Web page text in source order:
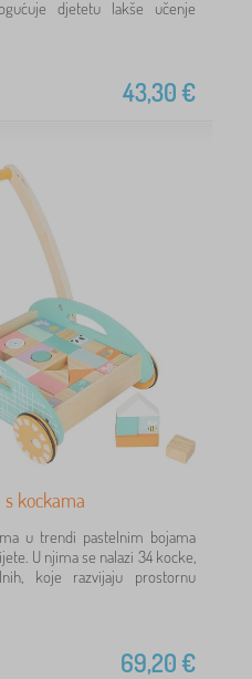
djetetu lakše učenje
43,30€
kockama
u trendi pastelnim bojama
U njima se nalazi 34 kocke,
koje razvijaju prostornu
69,20€